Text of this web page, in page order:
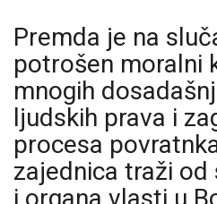
Premda je na
potrošen moralni
mnogih
ljudskih prava i
procesa
zajednica traži od